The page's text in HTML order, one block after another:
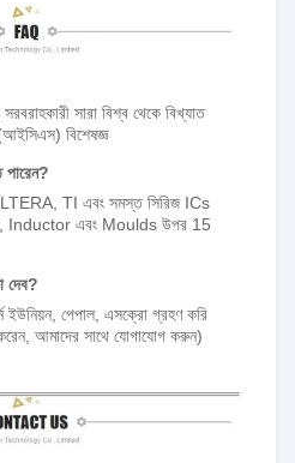
সারা বিশ্ব থেকে বিখ্যাত
(আইসিএস) বিশেষজ্ঞ
TI এবং সমস্ত সিরিজ ICs
Inductor এবং Moulds উপর 15
দেব?
ইউনিয়ন, পেপাল, এসক্রো গ্রহণ করি
আমাদের সাথে যোগাযোগ করুন)